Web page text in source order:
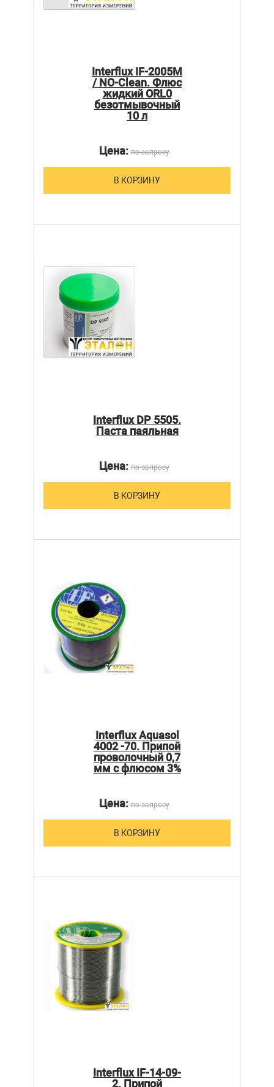
Interflux IF-2005M
/ NO-Clean. Флюс
жидкий ORL0
безотмывочный
10 л
Цена:по запросу
В КОРЗИНУ
Interflux DP 5505.
Паста паяльная
Цена:по запросу
В КОРЗИНУ
Interflux Aquasol
4002 -70. Припой
проволочный 0,7
мм с флюсом 3%
Цена:по запросу
В КОРЗИНУ
Interflux IF-14-09-
2. Припой